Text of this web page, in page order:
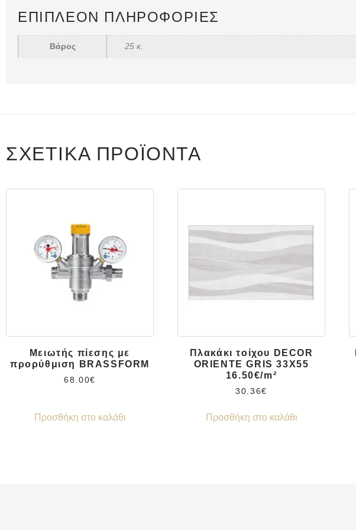
ΕΠΙΠΛΈΟΝ ΠΛΗΡΟΦΟΡΊΕΣ
Βάρος 25 κ.
ΣΧΕΤΙΚΆ ΠΡΟΪΌΝΤΑ
Μειωτής πίεσης με
προρύθμιση BRASSFORM
68.00€
Προσθήκη στο καλάθι
Πλακάκι τοίχου DECOR
ORIENTE GRIS 33X55
16.50€/m²
30.36€
Προσθήκη στο καλάθι